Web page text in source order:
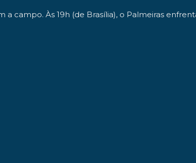
campo. Às 19h (de Brasília), o Palmeiras